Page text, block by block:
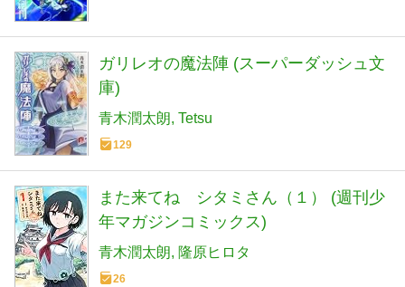
ガリレオの魔法陣 (スーパーダッシュ文
庫)
青木潤太朗 Tetsu
129
また来てね シタミさん（１） (週刊少
年マガジンコミックス)
青木潤太朗 隆原ヒロタ
26